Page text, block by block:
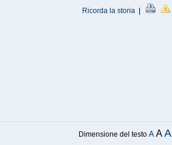
Ricorda la storia |
Dimensione del testoA AA